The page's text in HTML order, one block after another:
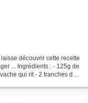
découvrir cette recette
... Ingrédients : - 125g de
qui rit - 2 tranches de